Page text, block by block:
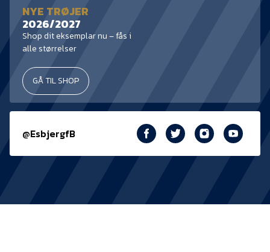
Job i EfB
Presse
NYE TRØJER
2026/2027
Shop dit eksemplar nu – fås i
alle størrelser
GÅ TIL SHOP
@EsbjergfB